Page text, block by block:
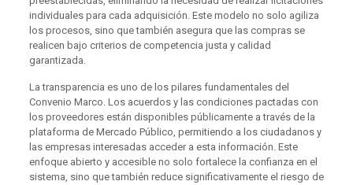
individuales para cada adquisición. Este modelo no solo agiliza
los procesos, sino que también asegura que las compras se
realicen bajo criterios de competencia justa y calidad
garantizada.
La transparencia es uno de los pilares fundamentales del
Convenio Marco. Los acuerdos y las condiciones pactadas con
los proveedores están disponibles públicamente a través de la
plataforma de Mercado Público, permitiendo a los ciudadanos y
las empresas interesadas acceder a esta información. Este
enfoque abierto y accesible no solo fortalece la confianza en el
sistema, sino que también reduce significativamente el riesgo de